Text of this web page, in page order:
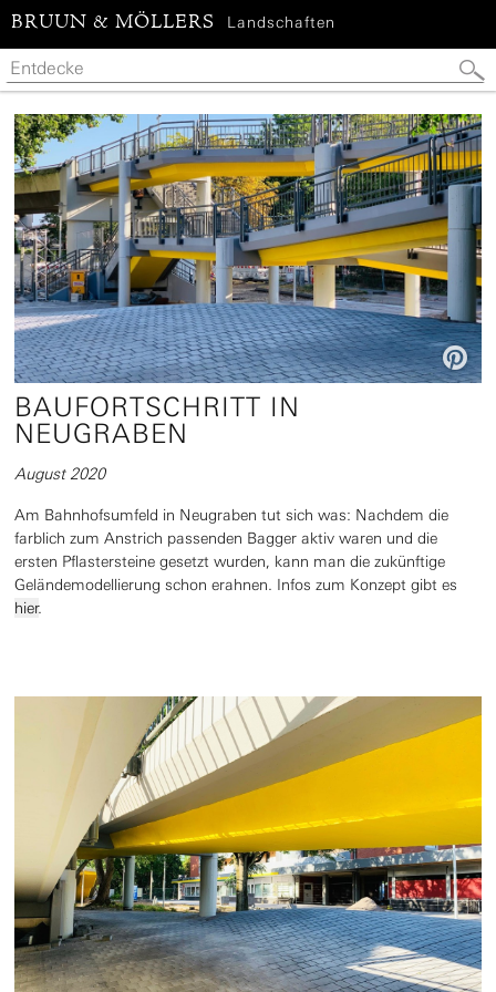

BAUFORTSCHRITT IN
NEUGRABEN
August 2020
Am Bahnhofsumfeld in Neugraben tut sich was: Nachdem die
farblich zum Anstrich passenden Bagger aktiv waren und die
ersten Pflastersteine gesetzt wurden, kann man die zukünftige
Geländemodellierung schon erahnen. Infos zum Konzept gibt es
hier.
BRUUN & MÖLLERS Landschaften